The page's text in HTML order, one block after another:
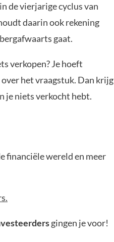
de vierjarige cyclus van
daarin ook rekening
gaat.
verkopen? Je hoeft
het vraagstuk. Dan krijg
je niets verkocht hebt.
financiële wereld en meer
gingen je voor!